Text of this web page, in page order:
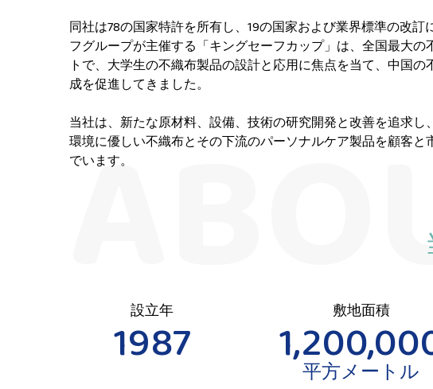
同社は78の国家特許を所有し、19の国家および業界標準の改
フグループが主催する「キングセーフカップ」は、全国最大の
トで、大学生の不織布製品の設計と応用に焦点を当て、中国
成を促進してきました。
当社は、新たな原材料、設備、技術の研究開発と改善を追求し
環境に優しい不織布とその下流のパーソナルケア製品を顧客と
でいます。
設立年
1987
敷地面積
平方メートル